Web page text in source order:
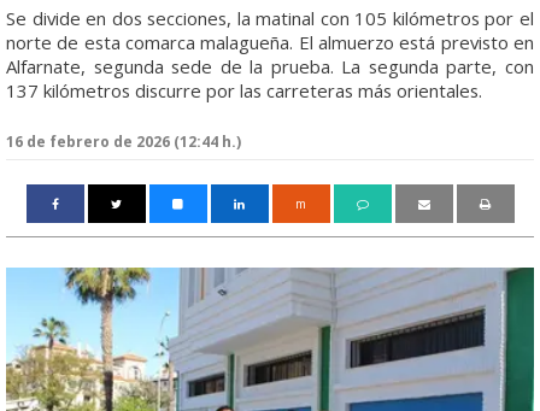
Se divide en dos secciones, la matinal con 105 kilómetros por el
norte de esta comarca malagueña. El almuerzo está previsto en
Alfarnate, segunda sede de la prueba. La segunda parte, con
137 kilómetros discurre por las carreteras más orientales.
16 de febrero de 2026 (12:44 h.)
m